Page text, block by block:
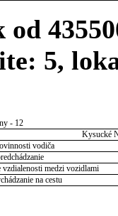
od
5,
- 12
Kysucké
vodiča
vzdialenosti medzi vozidlami
na cestu